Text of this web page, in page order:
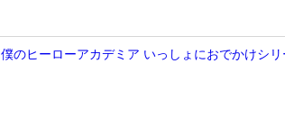
僕のヒーローアカデミア いっしょにおでかけシリ